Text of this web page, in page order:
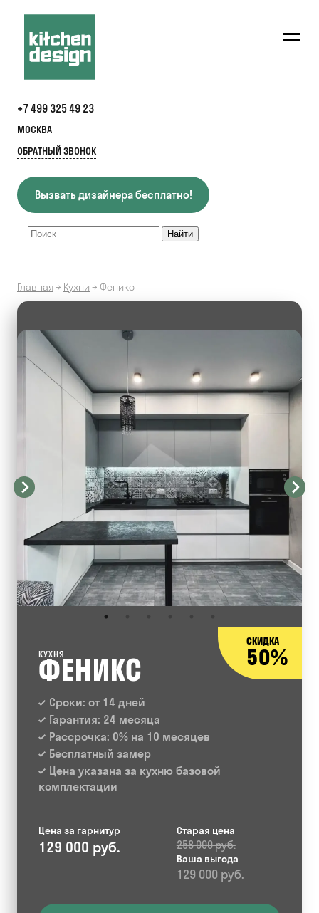
+7 499 325 49 23
МОСКВА
ОБРАТНЫЙ ЗВОНОК
Вызвать дизайнера бесплатно!
Главная→ Кухни → Феникс
СКИДКА
50%
КУХНЯ
ФЕНИКС
Сроки: от 14 дней
Гарантия: 24 месяца
Рассрочка: 0% на 10 месяцев
Бесплатный замер
Цена указана за кухню базовой
комплектации
Цена за гарнитур
129 000 руб.
Старая цена
258 000 руб.
Ваша выгода
129 000 руб.